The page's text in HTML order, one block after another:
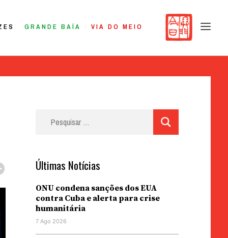
GRANDE BAÍA VIA DO MEIO
Últimas Notícias
ONU condena sanções dos EUA
contra Cuba e alerta para crise
humanitária
7 Ago 2026